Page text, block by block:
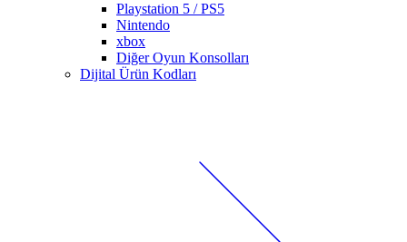
Playstation 5 / PS5
Nintendo
xbox
Diğer Oyun Konsolları
Dijital Ürün Kodları